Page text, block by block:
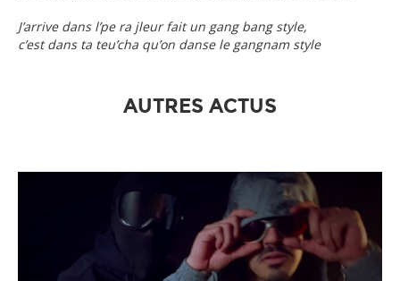
J’arrive dans l’pe ra jleur fait un gang bang style,
c’est dans ta teu’cha qu’on danse le gangnam style
AUTRES ACTUS